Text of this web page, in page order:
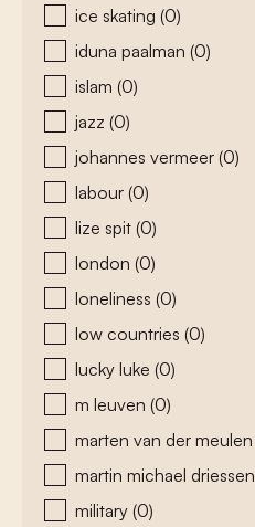
ice skating (0)
iduna paalman (0)
islam (0)
jazz (0)
johannes vermeer (0)
labour (0)
lize spit (0)
london (0)
loneliness (0)
low countries (0)
lucky luke (0)
m leuven (0)
marten van der meulen
martin michael driessen
military (0)